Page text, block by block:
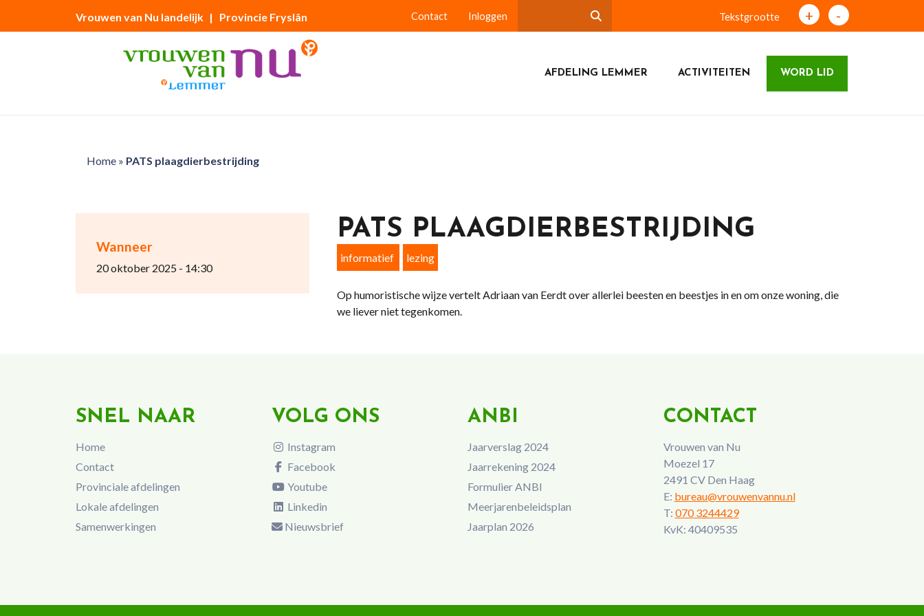
Vrouwen van Nu landelijk | Provincie Fryslân Contact Inloggen Tekstgrootte + -
AFDELING LEMMER ACTIVITEITEN WORD LID
Home» PATS plaagdierbestrijding
Wanneer
20 oktober 2025 - 14:30
PATS PLAAGDIERBESTRIJDING
informatief lezing
Op humoristische wijze vertelt Adriaan van Eerdt over allerlei beesten en beestjes in en om onze woning, die
we liever niet tegenkomen.
SNEL NAAR
Home
Contact
Provinciale afdelingen
Lokale afdelingen
Samenwerkingen
VOLG ONS
Instagram
Facebook
Youtube
Linkedin
Nieuwsbrief
ANBI
Jaarverslag 2024
Jaarrekening 2024
Formulier ANBI
Meerjarenbeleidsplan
Jaarplan 2026
CONTACT
Vrouwen van Nu
Moezel 17
2491 CV Den Haag
E: bureau@vrouwenvannu.nl
T: 070 3244429
KvK: 40409535